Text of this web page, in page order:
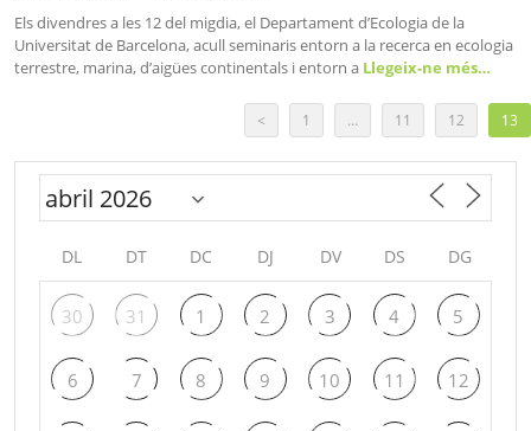
Els divendres a les 12 del migdia, el Departament d’Ecologia de la
Universitat de Barcelona, acull seminaris entorn a la recerca en ecologia
terrestre, marina, d’aigües continentals i entorn a Llegeix-ne més…
< 1 … 11 12 13
DL DT DC DJ DV DS DG
30 31 1 2 3 4 5
6 7 8 9 10 11 12